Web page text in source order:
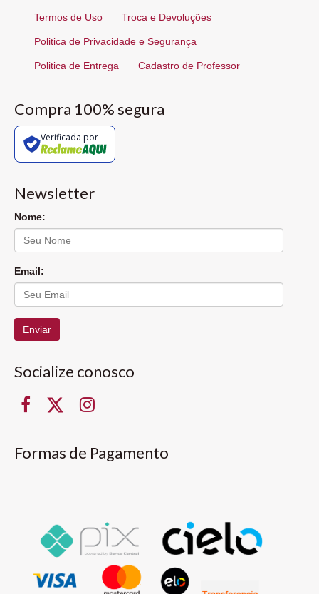
Termos de Uso Troca e Devoluções
Politica de Privacidade e Segurança
Politica de Entrega Cadastro de Professor
Compra 100% segura
Verificada por
Newsletter
Nome:
Email:
Enviar
Socialize conosco
Formas de Pagamento